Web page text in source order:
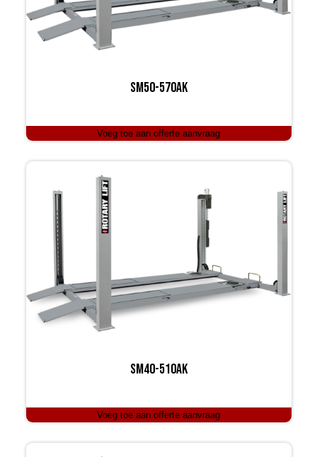
SM50-570AK
Voeg toe aan offerte aanvraag
SM40-510AK
Voeg toe aan offerte aanvraag